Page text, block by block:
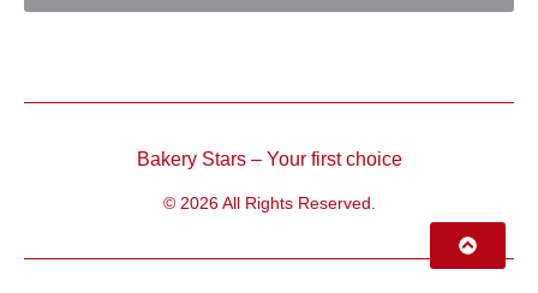
Bakery Stars – Your first choice
© 2026 All Rights Reserved.